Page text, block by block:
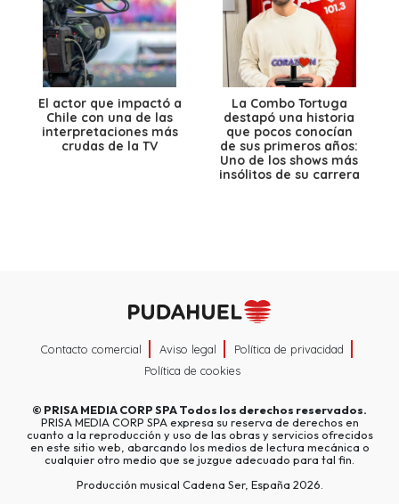
El actor que impactó a
Chile con una de las
interpretaciones más
crudas de la TV
La Combo Tortuga
destapó una historia
que pocos conocían
de sus primeros años:
Uno de los shows más
insólitos de su carrera
Contacto comercial Aviso legal
Política de privacidad
Política de cookies
© PRISA MEDIA CORP SPATodos los derechos reservados.
PRISA MEDIA CORP SPA expresa su reserva de derechos en
cuanto a la reproducción y uso de las obras y servicios ofrecidos
en este sitio web, abarcando los medios de lectura mecánica o
cualquier otro medio que se juzgue adecuado para tal fin.
Producción musical Cadena Ser, España 2026.